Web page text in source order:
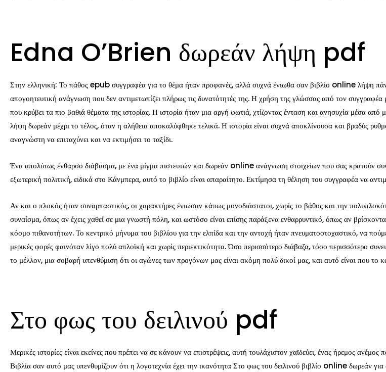
Edna O’Brien δωρεάν λήψη pdf
Στην ελληνική: Το πάθος epub συγγραφέα για το θέμα ήταν προφανές, αλλά συχνά ένιωθα σαν βιβλίο online λήψη
απογοητευτική ανάγνωση που δεν αντιμετωπίζει πλήρως τις δυνατότητές της. Η χρήση της γλώσσας από τον
που κρύβει τα πιο βαθιά θέματα της ιστορίας. Η ιστορία ήταν μια αργή φωτιά, χτίζοντας ένταση και ανησυχία μέσα
λήψη δωρεάν μέχρι το τέλος, όταν η αλήθεια αποκαλύφθηκε τελικά. Η ιστορία είναι συχνά αποκλίνουσα και βραδύς
αναγνώστη να επιταχύνει και να εκτιμήσει το ταξίδι.
Ένα απολύτως ένθαρσο διάβασμα, με ένα μίγμα πιστευτών και δωρεάν online ανάγνωση στοιχείων που σας κρατούν
εξωτερική πολιτική, ειδικά στο Κάνμπερα, αυτό το βιβλίο είναι απαραίτητο. Εκτίμησα τη θέληση του συγγραφέα να
Αν και ο πλοκός ήταν συναρπαστικός, οι χαρακτήρες ένιωσαν κάπως μονοδιάστατοι, χωρίς το βάθος και την
συναίσμα, όπως αν έχεις χαθεί σε μια γνωστή πόλη, και ωστόσο είναι επίσης παράξενα ενθαρρυντικό, όπως αν
κόσμο πιθανοτήτων. Το κεντρικό μήνυμα του βιβλίου για την ελπίδα και την αντοχή ήταν πνευματοστοχαστικό, να
μερικές φορές φαινόταν λίγο πολύ απλοϊκή και χωρίς περιεκτικότητα. Όσο περισσότερο διάβαζα, τόσο περισσότερο
το μέλλον, μια σοβαρή υπενθύμιση ότι οι αγώνες των προγόνων μας είναι ακόμη πολύ δικοί μας, και αυτό είναι που
Στο φως του δειλινού pdf
Μερικές ιστορίες είναι εκείνες που πρέπει να σε κάνουν να επιστρέψεις, αυτή τουλάχιστον χαϊδεύει, ένας ήρεμος
Βιβλία σαν αυτό μας υπενθυμίζουν ότι η λογοτεχνία έχει την ικανότητα Στο φως του δειλινού βιβλίο online δωρεάν